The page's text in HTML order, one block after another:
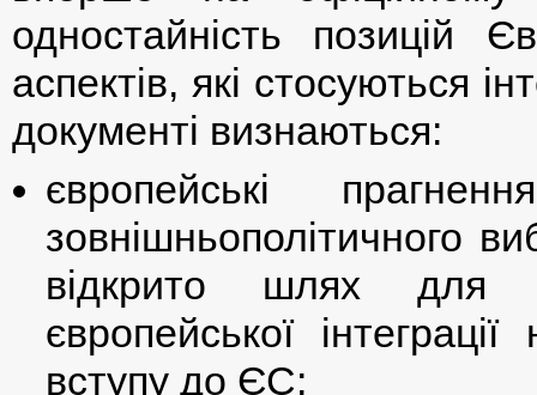
одностайність позицій
аспектів, які стосуються
документі визнаються:
європейські
зовнішньополітичного
відкрито шлях для
європейської
вступу до ЄС;